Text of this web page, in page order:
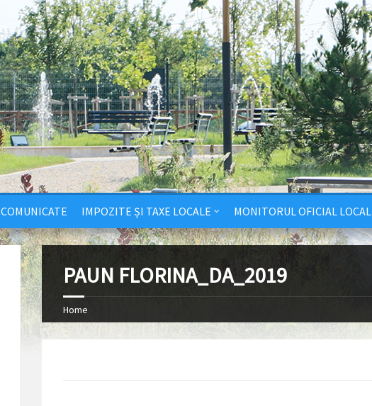
COMUNICATE IMPOZITE ȘI TAXE LOCALE MONITORUL OFICIAL LOCAL
PAUN FLORINA_DA_2019
Home